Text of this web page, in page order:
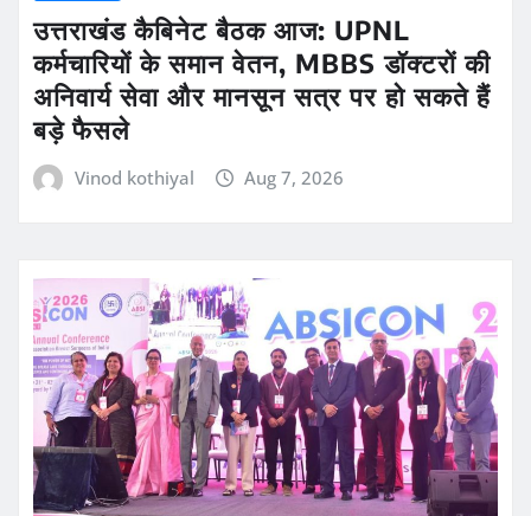
उत्तराखंड कैबिनेट बैठक आज: UPNL
कर्मचारियों के समान वेतन, MBBS डॉक्टरों की
अनिवार्य सेवा और मानसून सत्र पर हो सकते हैं
बड़े फैसले
Vinod kothiyal Aug 7, 2026